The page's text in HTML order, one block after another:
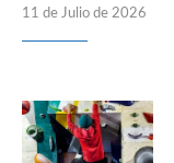
11 de Julio de 2026